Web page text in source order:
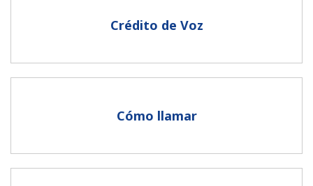
Un caracter especial
Al abrir una cuenta en este sitio web, estoy de acuerdo con
Crédito de Voz
Cómo llamar